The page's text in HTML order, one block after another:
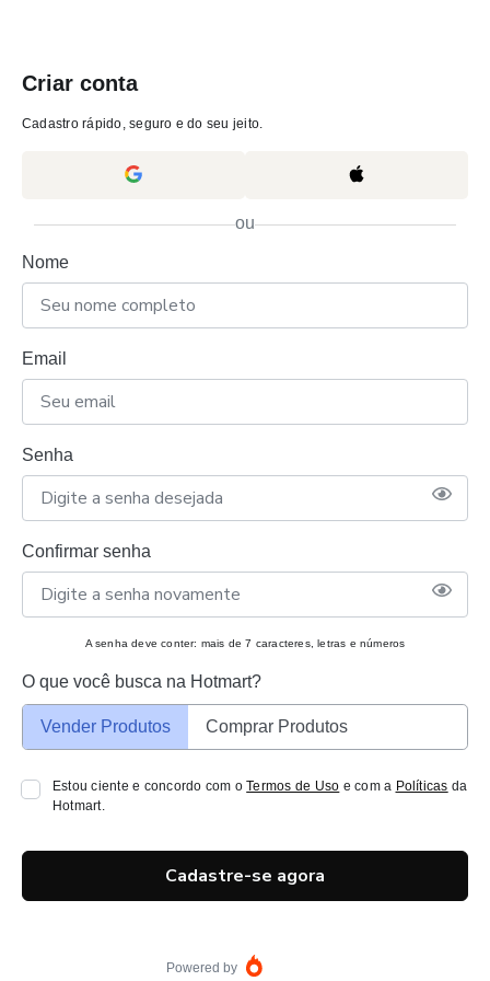
Criar conta
Cadastro rápido, seguro e do seu jeito.
ou
Nome
Email
Senha
Confirmar senha
A senha deve conter: mais de 7 caracteres, letras e números
O que você busca na Hotmart?
Vender Produtos Comprar Produtos
Estou ciente e concordo com oTermos de Uso e com a Políticas da
Hotmart.
Cadastre-se agora
Powered by